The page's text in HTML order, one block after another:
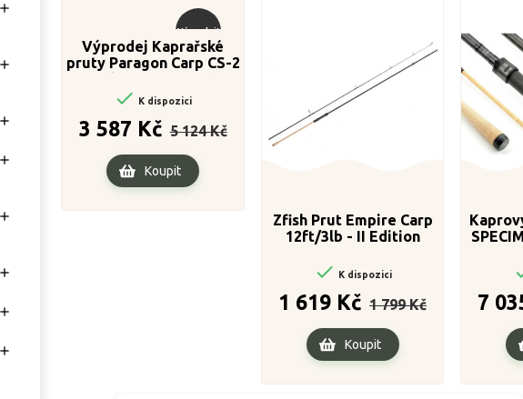








Výprodej!
Výprodej Kaprařské
pruty Paragon Carp CS-2
 K dispozici
3 587 Kč cena
5 124 Kč
Cena
Koupit
Zfish Prut Empire Carp
12ft/3lb - II Edition
 K dispozici
1 619 Kč
cena
1 799 Kč
Koupit
7